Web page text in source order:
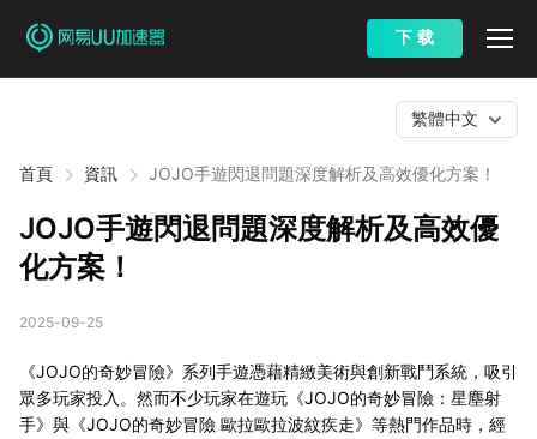
下 载
首頁 資訊 JOJO手遊閃退問題深度解析及高效優化方案！
繁體中文
JOJO手遊閃退問題深度解析及高效優
化方案！
2025-09-25
《JOJO的奇妙冒險》系列手遊憑藉精緻美術與創新戰鬥系統，吸引
眾多玩家投入。然而不少玩家在遊玩《JOJO的奇妙冒險：星塵射
手》與《JOJO的奇妙冒險 歐拉歐拉波紋疾走》等熱門作品時，經